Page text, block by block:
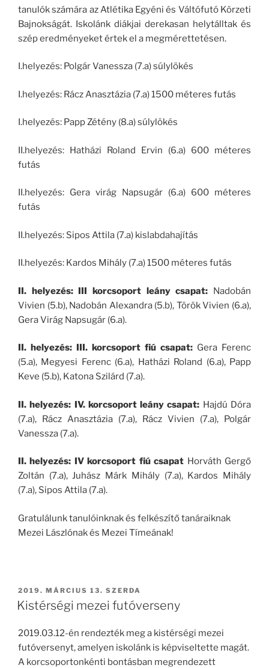
tanulók számára az Atlétika Egyéni és Váltófutó Körzeti
Bajnokságát. Iskolánk diákjai derekasan helytálltak és
szép eredményeket értek el a megmérettetésen.
I.helyezés: Polgár Vanessza (7.a) súlylökés
I.helyezés: Rácz Anasztázia (7.a) 1500 méteres futás
I.helyezés: Papp Zétény (8.a) súlylökés
II.helyezés: Hatházi Roland Ervin (6.a) 600 méteres
futás
II.helyezés: Gera virág Napsugár (6.a) 600 méteres
futás
II.helyezés: Sipos Attila (7.a) kislabdahajítás
II.helyezés: Kardos Mihály (7.a) 1500 méteres futás
II. helyezés: III korcsoport leány csapat: Nadobán
Vivien (5.b), Nadobán Alexandra (5.b), Török Vivien (6.a),
Gera Virág Napsugár (6.a).
II. helyezés: III. korcsoport fiú csapat: Gera Ferenc
(5.a), Megyesi Ferenc (6.a), Hatházi Roland (6.a), Papp
Keve (5.b), Katona Szilárd (7.a).
II. helyezés: IV. korcsoport leány csapat: Hajdú Dóra
(7.a), Rácz Anasztázia (7.a), Rácz Vivien (7.a), Polgár
Vanessza (7.a).
II. helyezés: IV korcsoport fiú csapat Horváth Gergő
Zoltán (7.a), Juhász Márk Mihály (7.a), Kardos Mihály
(7.a), Sipos Attila (7.a).
Gratulálunk tanulóinknak és felkészítő tanáraiknak
Mezei Lászlónak és Mezei Tímeának!
BEKÜLDVE:
2019. MÁRCIUS 13. SZERDA
Kistérségi mezei futóverseny
2019.03.12-én rendezték meg a kistérségi mezei
futóversenyt, amelyen iskolánk is képviseltette magát.
A korcsoportonkénti bontásban megrendezett